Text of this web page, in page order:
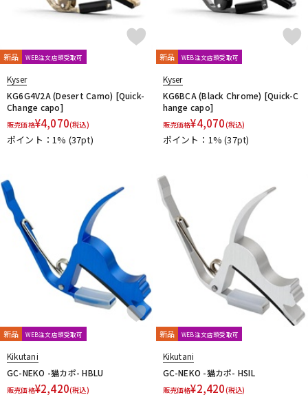
新品 WEB注文店頭受取可
Kyser
KG6G4V2A (Desert Camo) [Quick-
Change capo]
販売価格¥4,070(税込)
ポイント：1% (37pt)
新品 WEB注文店頭受取可
Kyser
KG6BCA (Black Chrome) [Quick-C
hange capo]
販売価格¥4,070(税込)
ポイント：1%(37pt)
新品 WEB注文店頭受取可
Kikutani
GC-NEKO -猫カポ- HBLU
販売価格¥2,420(税込)
新品 WEB注文店頭受取可
Kikutani
GC-NEKO -猫カポ- HSIL
販売価格¥2,420(税込)